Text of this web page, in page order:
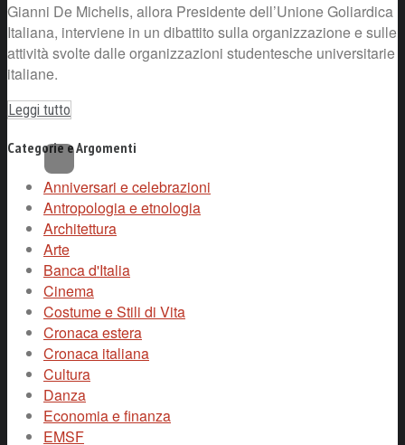
Gianni De Michelis, allora Presidente dell’Unione Goliardica
Italiana, interviene in un dibattito sulla organizzazione e sulle
attività svolte dalle organizzazioni studentesche universitarie
italiane.
Leggi tutto
Categorie e Argomenti
Anniversari e celebrazioni
Antropologia e etnologia
Architettura
Arte
Banca d'Italia
Cinema
Costume e Stili di Vita
Cronaca estera
Cronaca italiana
Cultura
Danza
Economia e finanza
EMSF